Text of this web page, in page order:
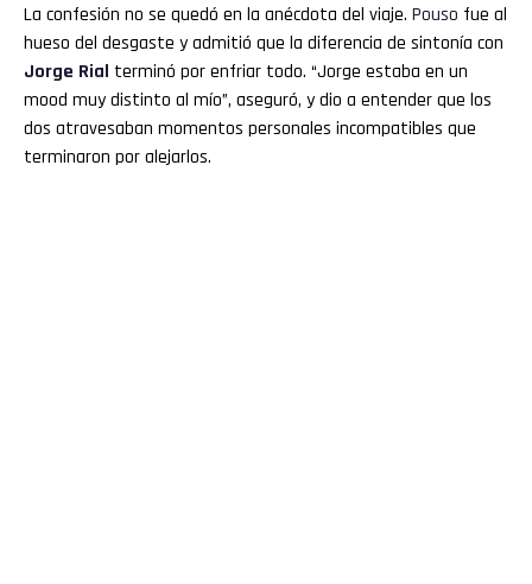
La confesión no se quedó en la anécdota del viaje. Pouso fue al
hueso del desgaste y admitió que la diferencia de sintonía con
Jorge Rial terminó por enfriar todo. “Jorge estaba en un
mood muy distinto al mío”, aseguró, y dio a entender que los
dos atravesaban momentos personales incompatibles que
terminaron por alejarlos.